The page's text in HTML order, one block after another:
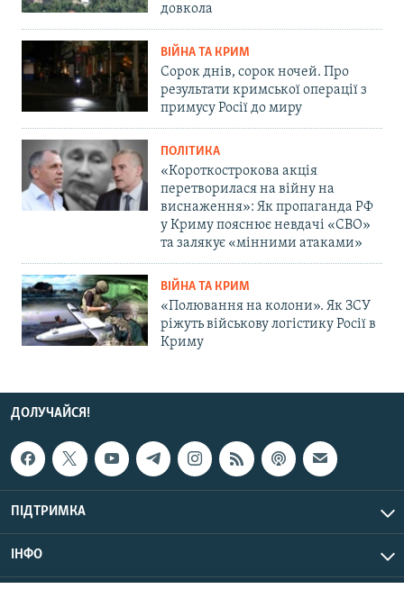
довкола
ВІЙНА ТА КРИМ
Сорок днів, сорок ночей. Про
результати кримської операції з
примусу Росії до миру
ПОЛІТИКА
«Короткострокова акція
перетворилася на війну на
виснаження»: Як пропаганда РФ
у Криму пояснює невдачі «СВО»
та залякує «мінними атаками»
ВІЙНА ТА КРИМ
«Полювання на колони». Як ЗСУ
ріжуть військову логістику Росії в
Криму
ДОЛУЧАЙСЯ!
ПІДТРИМКА
ІНФО